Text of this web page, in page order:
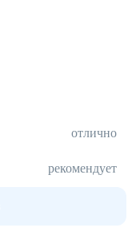
отлично
рекомендует